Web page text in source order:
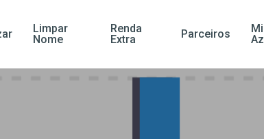
Limpar
Nome
Renda
Extra
Parceiros